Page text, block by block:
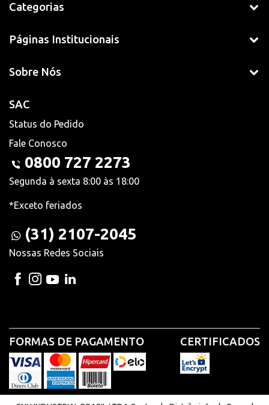
Categorias
Páginas Institucionais
Sobre Nós
SAC
Status do Pedido
Fale Conosco
0800 727 2273
Segunda à sexta 8:00 às 18:00
*Exceto feriados
(31) 2107-2045
Nossas Redes Sociais
FORMAS DE PAGAMENTO CERTIFICADOS